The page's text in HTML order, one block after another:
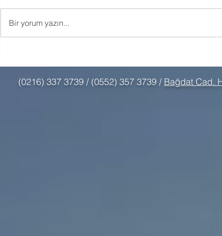
Bu Kadar Dönüştürücü?
Bir yorum yazın...
(0216) 337 3739 / (0552) 357 3739 / Bağdat Cad.